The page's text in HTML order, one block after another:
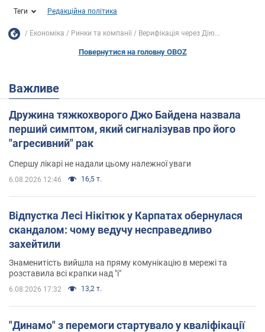
Теги Редакційна політика
Економіка Ринки та компанії Верифікація через Дію...
Повернутися на головну OBOZ
Важливе
Дружина тяжкохворого Джо Байдена назвала
перший симптом, який сигналізував про його
"агресивний" рак
Спершу лікарі не надали цьому належної уваги
6.08.2026 12:46 16,5 т.
Відпустка Лесі Нікітюк у Карпатах обернулася
скандалом: чому ведучу несправедливо
захейтили
Знаменитість вийшла на пряму комунікацію в мережі та
розставила всі крапки над "і"
6.08.2026 17:32 13,2 т.
"Динамо" з перемоги стартувало у кваліфікації